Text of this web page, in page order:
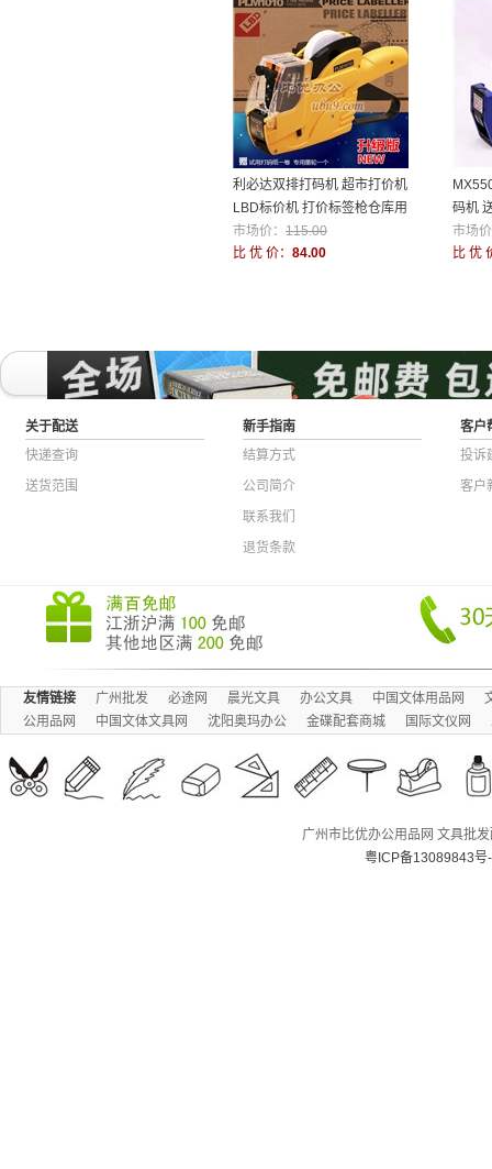
利必达双排打码机 超市打价机
LBD标价机 打价标签枪仓库用
品
市场价： 115.00
比 优 价： 84.00
码机
市场
比 优
关于配送
快递查询
送货范围
新手指南
结算方式
公司简介
联系我们
退货条款
客户
投诉
客户
友情链接 广州批发 必途网 晨光文具 办公文具 中国文体用品网
公用品网
中国文体文具网 沈阳奥玛办公 金碟配套商城 国际文仪网
广州市比优办公用品网 文具批
粤ICP备13089843号